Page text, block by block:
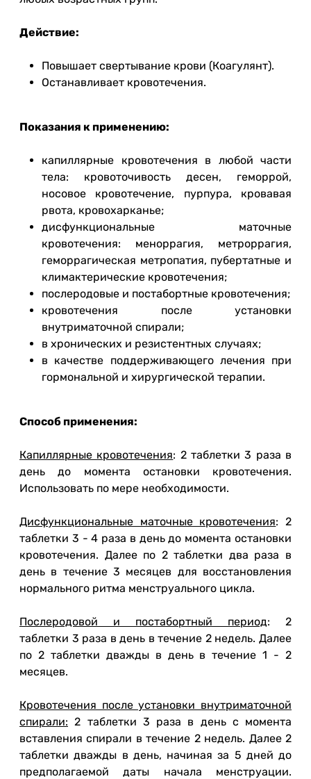
Действие:
Повышает свертывание крови (Коагулянт).
Останавливает кровотечения.
Показания к применению:
капиллярные кровотечения в любой части
тела: кровоточивость десен, геморрой,
носовое кровотечение, пурпура, кровавая
рвота, кровохарканье;
дисфункциональные маточные
кровотечения: меноррагия, метроррагия,
геморрагическая метропатия, пубертатные и
климактерические кровотечения;
послеродовые и постабортные кровотечения;
кровотечения после установки
внутриматочной спирали;
в хронических и резистентных случаях;
в качестве поддерживающего лечения при
гормональной и хирургической терапии.
Способ применения:
Капиллярные кровотечения: 2 таблетки 3 раза в
день до момента остановки кровотечения.
Использовать по мере необходимости.
Дисфункциональные маточные кровотечения: 2
таблетки 3 - 4 раза в день до момента остановки
кровотечения. Далее по 2 таблетки два раза в
день в течение 3 месяцев для восстановления
нормального ритма менструального цикла.
Послеродовой и постабортный период: 2
таблетки 3 раза в день в течение 2 недель. Далее
по 2 таблетки дважды в день в течение 1 - 2
месяцев.
Кровотечения после установки внутриматочной
спирали: 2 таблетки 3 раза в день с момента
вставления спирали в течение 2 недель. Далее 2
таблетки дважды в день, начиная за 5 дней до
предполагаемой даты начала менструации.